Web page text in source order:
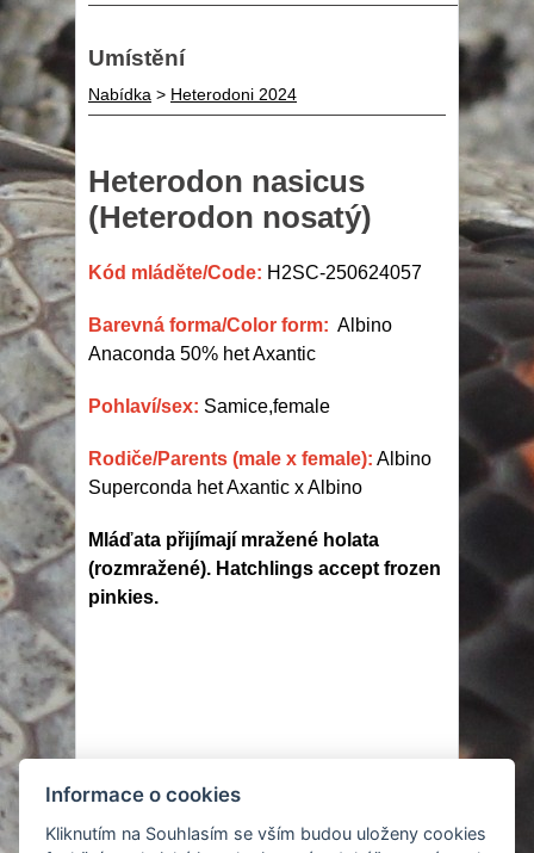
Umístění
Nabídka > Heterodoni 2024
Heterodon nasicus
(Heterodon nosatý)
Kód mláděte/Code: H2SC-250624057
Barevná forma/Color form: Albino
Anaconda 50% het Axantic
Pohlaví/sex: Samice,female
Rodiče/Parents (male x female): Albino
Superconda het Axantic x Albino
Mláďata přijímají mražené holata
(rozmražené). Hatchlings accept frozen
pinkies.
Tomáš Cieplý
Informace o cookies
Kliknutím na Souhlasím se vším budou uloženy cookies